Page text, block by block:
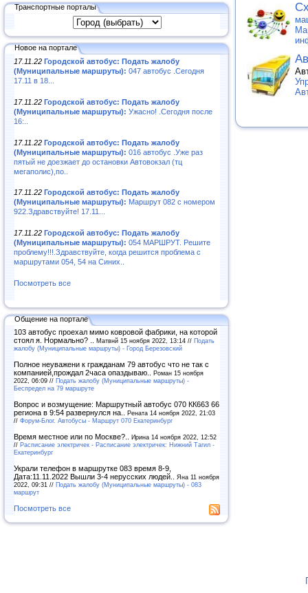
Транспортные порталы
Новое на портале
17.11.22 Городской автобус: Подать жалобу
(Муниципальные маршруты): 047 автобус .Сегодня
17.11 в 18...
17.11.22 Городской автобус: Подать жалобу
(Муниципальные маршруты): Ужасно! .Сегодня после
16:..
17.11.22 Городской автобус: Подать жалобу
(Муниципальные маршруты): 016 автобус .Уже раз
пятый не доезжает до остановки Автовокзал (тц
мегаполис),по..
17.11.22 Городской автобус: Подать жалобу
(Муниципальные маршруты): Маршрут 082 с номером
922.Здравствуйте! 17.11...
17.11.22 Городской автобус: Подать жалобу
(Муниципальные маршруты): 054 МАРШРУТ. Решите
проблему!!!.Здравствуйте, когда решится проблема с
маршрутами 054, 54 на Синих..
Посмотреть все
Общение на портале
103 автобус проехал мимо ковровой фабрики, на которой
стоял я. Нормально? .. Матвнй 15 ноября 2022, 13:14 // Подать
жалобу (Муниципальные маршруты) - Город Березовский
Полное неуважени к гражданам 79 автобус что не так с
компанией,прождал 2часа опаздываю.. Роман 15 ноября
2022, 06:09 // Подать жалобу (Муниципальные маршруты) -
Беспредел на 79 маршруте
Вопрос и возмущение: Маршрутный автобус 070 КК663 66
региона в 9:54 развернулся на.. Рената 14 ноября 2022, 21:03
// Форум-Блог. Автобусы - Маршрут 070 Екатеринбург
Время местное или по Москве?.. Ирина 14 ноября 2022, 12:52
// Расписание электричек - Расписание электричек: Нижний Тагил -
Екатеринбург
Украли телефон в маршрутке 083 время 8-9,
Дата:11.11.2022 Вышли 3-4 нерусских людей.. Яна 11 ноября
2022, 09:31 // Подать жалобу (Муниципальные маршруты) - 083
маршрут
Посмотреть все